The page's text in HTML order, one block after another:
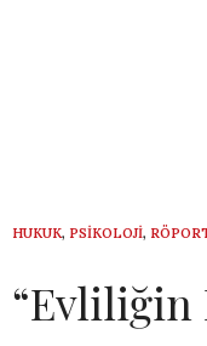
HUKUK, PSIKOLOJI,
“Evliliğin